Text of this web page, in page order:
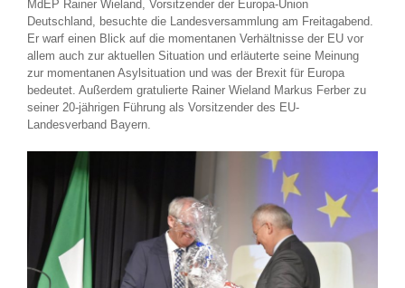
MdEP Rainer Wieland, Vorsitzender der Europa-Union
Deutschland, besuchte die Landesversammlung am Freitagabend.
Er warf einen Blick auf die momentanen Verhältnisse der EU vor
allem auch zur aktuellen Situation und erläuterte seine Meinung
zur momentanen Asylsituation und was der Brexit für Europa
bedeutet. Außerdem gratulierte Rainer Wieland Markus Ferber zu
seiner 20-jährigen Führung als Vorsitzender des EU-
Landesverband Bayern.